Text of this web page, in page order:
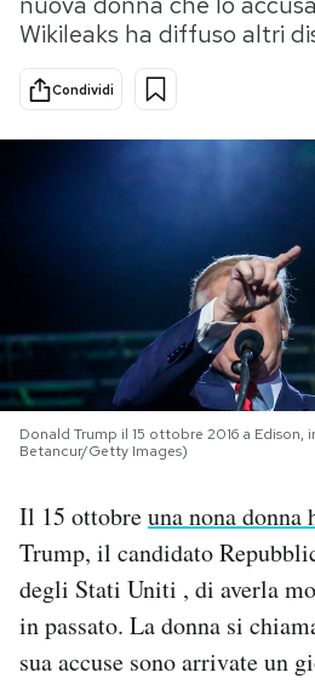
Internet
Scienza
Cultura
Economia
NEWSLETTER
I MIEI PREFERITI
SHOP
CALENDARIO
AREA PERSONALE
Wikileaks ha diffuso altri
Condividi
Donald Trump il 15 ottobre 2016 a Edison,
Betancur/Getty Images)
Il 15 ottobreuna nona donna
Trump, il candidato
degli Stati Uniti , di averla
in passato. La donna si
sua accuse sono arrivate un